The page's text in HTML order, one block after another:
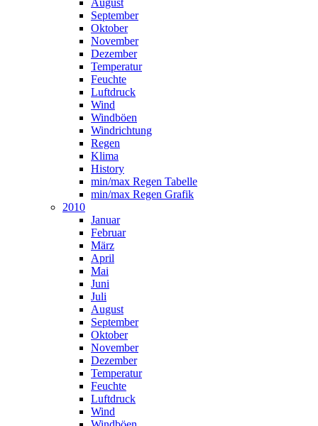
August
September
Oktober
November
Dezember
Temperatur
Feuchte
Luftdruck
Wind
Windböen
Windrichtung
Regen
Klima
History
min/max Regen Tabelle
min/max Regen Grafik
2010
Januar
Februar
März
April
Mai
Juni
Juli
August
September
Oktober
November
Dezember
Temperatur
Feuchte
Luftdruck
Wind